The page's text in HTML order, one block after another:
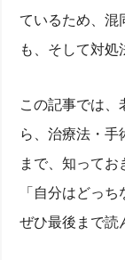
ているため、混
も、そして対処
この記事では、
ら、治療法・手
まで、知ってお
「自分はどっ
ぜひ最後まで読